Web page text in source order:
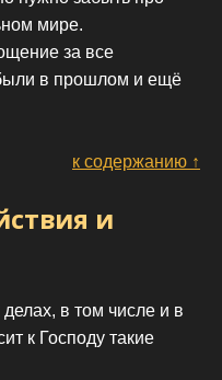
мире.
за все
в прошлом и ещё
к содержанию ↑
и
делах, в том числе и в
к Господу такие